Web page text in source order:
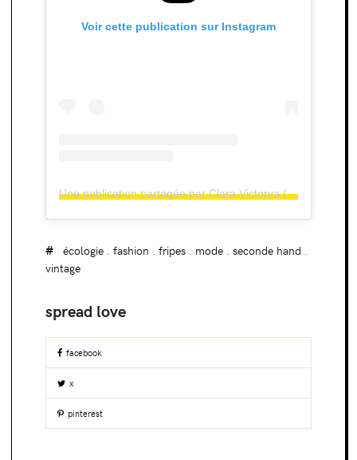
Voir cette publication sur Instagram
Une publication partagée par Clara Victorya (@claravictorya)
écologie. fashion . fripes. mode. seconde hand .
vintage
facebook
x
pinterest